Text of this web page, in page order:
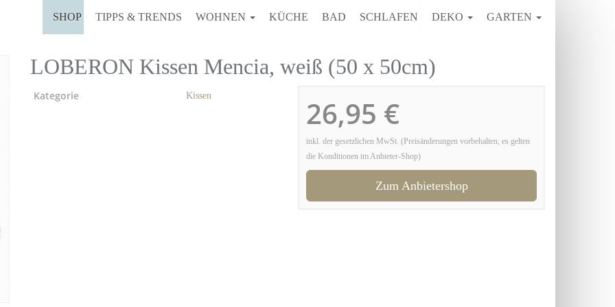
SHOP TIPPS & TRENDS WOHNEN KÜCHE BAD SCHLAFEN DEKO GARTEN
LOBERON Kissen Mencia, weiß (50 x 50cm)
26,95 €
inkl. der gesetzlichen MwSt. (Preisänderungen vorbehalten, es gelten
die Konditionen im Anbieter-Shop)
Zum Anbietershop
Kategorie Kissen